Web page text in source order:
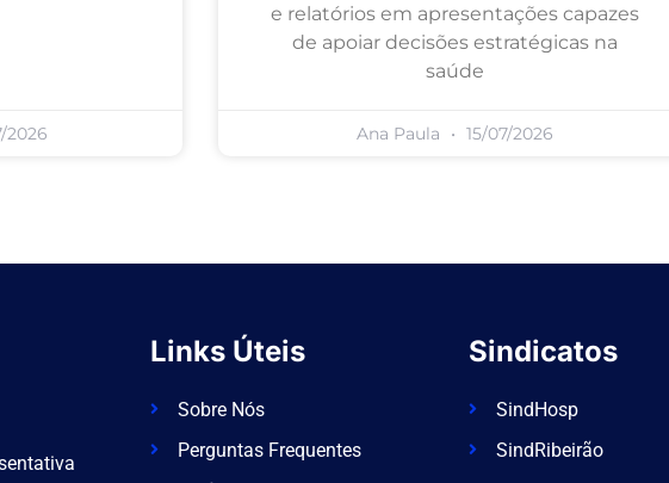
2026
e relatórios em apresentações capazes
de apoiar decisões estratégicas na
saúde
Ana Paula 15/07/2026
Links Úteis
Sobre Nós
Perguntas Frequentes
Sindicatos
SindHosp
SindRibeirão